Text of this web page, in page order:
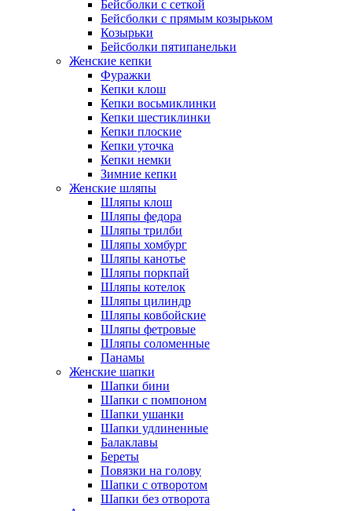
Бейсболки с сеткой
Бейсболки с прямым козырьком
Козырьки
Бейсболки пятипанельки
Женские кепки
Фуражки
Кепки клош
Кепки восьмиклинки
Кепки шестиклинки
Кепки плоские
Кепки уточка
Кепки немки
Зимние кепки
Женские шляпы
Шляпы клош
Шляпы федора
Шляпы трилби
Шляпы хомбург
Шляпы канотье
Шляпы поркпай
Шляпы котелок
Шляпы цилиндр
Шляпы ковбойские
Шляпы фетровые
Шляпы соломенные
Панамы
Женские шапки
Шапки бини
Шапки с помпоном
Шапки ушанки
Шапки удлиненные
Балаклавы
Береты
Повязки на голову
Шапки с отворотом
Шапки без отворота